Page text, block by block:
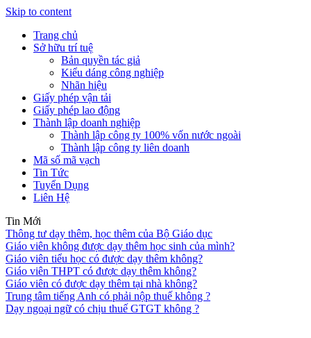
Skip to content
Trang chủ
Sở hữu trí tuệ
Bản quyền tác giả
Kiểu dáng công nghiệp
Nhãn hiệu
Giấy phép vận tải
Giấy phép lao động
Thành lập doanh nghiệp
Thành lập công ty 100% vốn nước ngoài
Thành lập công ty liên doanh
Mã số mã vạch
Tin Tức
Tuyển Dụng
Liên Hệ
Tin Mới
Thông tư dạy thêm, học thêm của Bộ Giáo dục
Giáo viên không được dạy thêm học sinh của mình?
Giáo viên tiểu học có được dạy thêm không?
Giáo viên THPT có được dạy thêm không?
Giáo viên có được dạy thêm tại nhà không?
Trung tâm tiếng Anh có phải nộp thuế không ?
Dạy ngoại ngữ có chịu thuế GTGT không ?